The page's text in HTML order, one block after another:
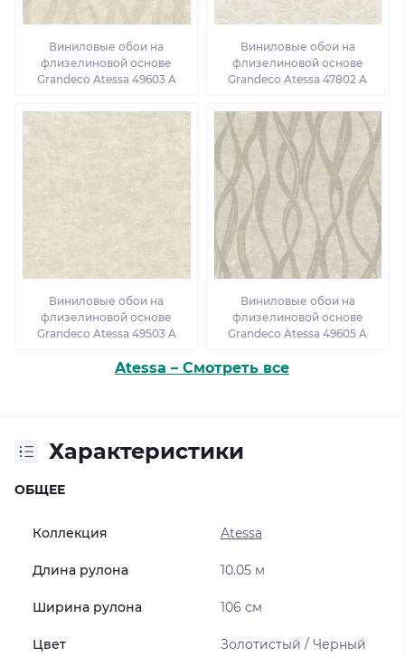
Виниловые обои на
флизелиновой основе
Grandeco Atessa 49603 A
Виниловые обои на
флизелиновой основе
Grandeco Atessa 47802 A
Виниловые обои на
флизелиновой основе
Grandeco Atessa 49503 A
Виниловые обои на
флизелиновой основе
Grandeco Atessa 49605 A
Atessa – Смотреть все
Характеристики
ОБЩЕЕ
Коллекция Atessa
Длина рулона 10.05 м
Ширина рулона 106 см
Цвет Золотистый / Черный